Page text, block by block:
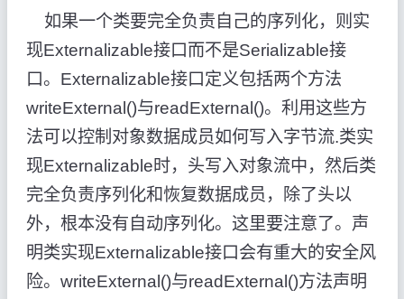
如果一个类要完全负责自己的序列化，则实
现Externalizable接口而不是Serializable接
口。Externalizable接口定义包括两个方法
writeExternal()与readExternal()。利用这些方
法可以控制对象数据成员如何写入字节流.类实
现Externalizable时，头写入对象流中，然后类
完全负责序列化和恢复数据成员，除了头以
外，根本没有自动序列化。这里要注意了。声
明类实现Externalizable接口会有重大的安全风
险。writeExternal()与readExternal()方法声明